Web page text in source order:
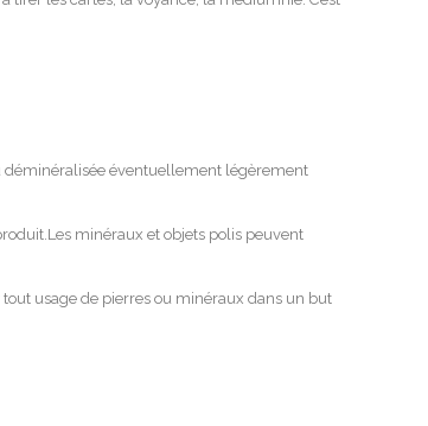
déminéralisée éventuellement légèrement
minéraux et objets polis peuvent
usage de pierres ou minéraux dans un but